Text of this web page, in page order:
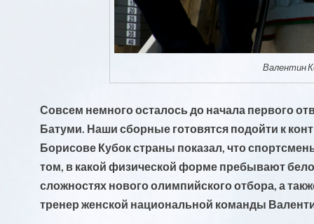
Валентин
Совсем немного осталось до начала первого
Батуми. Наши сборные готовятся подойти к
Борисове Кубок страны показал, что
том, в какой физической форме пребывают
сложностях нового олимпийского отбора, а
тренер женской национальной команды